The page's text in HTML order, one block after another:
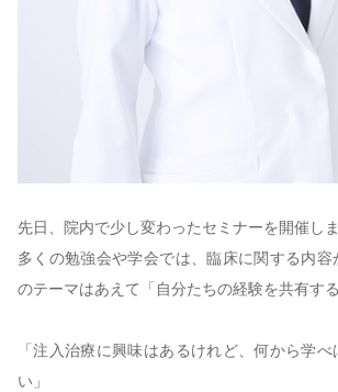
先日、院内で少し変わったセミナーを開催しま
多くの勉強会や学会では、臨床に関する内容
のテーマはあえて「自分たちの経験を共有する
「注入治療に興味はあるけれど、何から学
い」